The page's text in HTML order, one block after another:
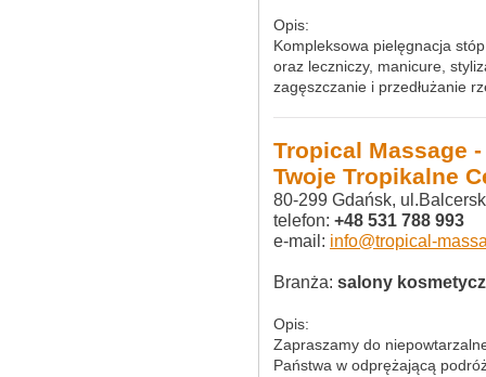
Opis:
Kompleksowa pielęgnacja
oraz leczniczy, manicure,
zagęszczanie i przedłużanie
Tropical Massage -
Twoje Tropikalne
80-299 Gdańsk,
telefon: +48 531 788 993
e-mail: info@tropical-
Branża: salony
Opis:
Zapraszamy do
Państwa w odprężającą